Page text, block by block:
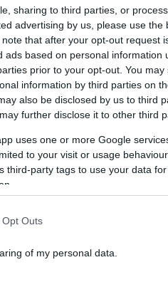
sharing to third parties, or
advertising by us, please use the
that after your opt-out request
ads based on personal information
prior to your opt-out. You
information by third parties on
also be disclosed by us to third
further disclose it to other third
uses one or more Google
to your visit or usage
third-party tags to use your data
Outs
of my personal data.
την ώρα που το
κάθε αμερικανική πολιτεία
Ωστόσο, γύρω στις
καταστήσουν παράνομες